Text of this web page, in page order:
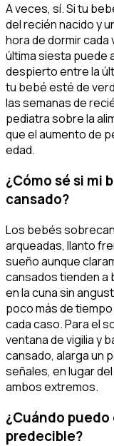
A veces, sí. Si tu
del recién nacido y
hora de dormir cada
última siesta puede
despierto entre la
tu bebé esté de
las semanas de
pediatra sobre la
que el aumento de
edad.
¿Cómo sé si mi
cansado?
Los bebés
arqueadas, llanto
sueño aunque
cansados tienden a
en la cuna sin
poco más de
cada caso. Para el
ventana de vigilia y
cansado, alarga un
señales, en lugar
ambos extremos.
¿Cuándo
predecible?